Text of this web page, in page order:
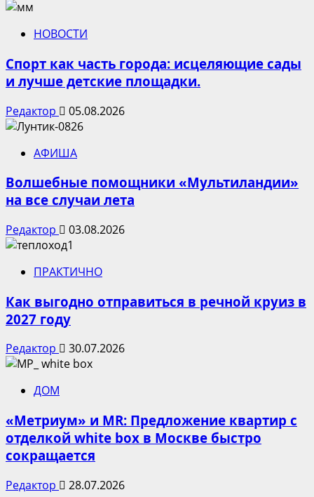
НОВОСТИ
Спорт как часть города: исцеляющие сады
и лучше детские площадки.
Редактор 05.08.2026
АФИША
Волшебные помощники «Мультиландии»
на все случаи лета
Редактор 03.08.2026
ПРАКТИЧНО
Как выгодно отправиться в речной круиз в
2027 году
Редактор 30.07.2026
ДОМ
«Метриум» и MR: Предложение квартир с
отделкой white box в Москве быстро
сокращается
Редактор 28.07.2026